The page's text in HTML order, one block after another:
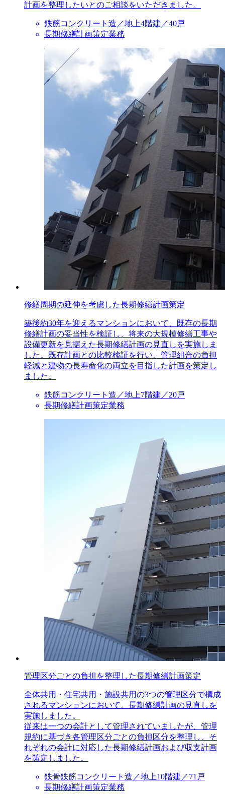
計画を整理したいとのご相談をいただきました。
鉄筋コンクリート造／地上4階建／40戸
長期修繕計画策定業務
修繕周期の延伸を考慮した長期修繕計画策定
築後約30年を迎えるマンションにおいて、既存の長期
修繕計画の妥当性を検証し、将来の大規模修繕工事や
設備更新を見据えた長期修繕計画の見直しを実施しま
した。既存計画との比較検証を行い、管理組合の負担
軽減と建物の長寿命化の両立を目指した計画を策定し
ました。
鉄筋コンクリート造／地上7階建／20戸
長期修繕計画策定業務
管理区分ごとの負担を整理した長期修繕計画策定
全体共用・住宅共用・施設共用の3つの管理区分で構成
されるマンションにおいて、長期修繕計画の見直しを
実施しました。
従来は一つの会計として管理されていましたが、管理
規約に基づき各管理区分ごとの負担区分を整理し、そ
れぞれの会計に対応した長期修繕計画および収支計画
を策定しました。
鉄骨鉄筋コンクリート造／地上10階建／71戸
長期修繕計画策定業務